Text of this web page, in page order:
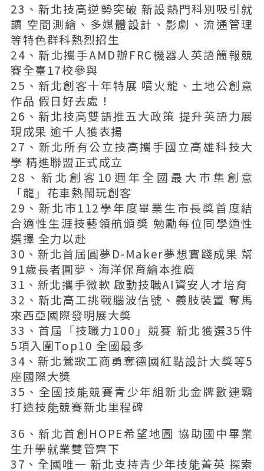
23、新北技高逆勢突破 新設熱門科別吸引就
讀 空間測繪、多媒體設計、影劇、流通管理
等特色群科熱烈招生
24、新北攜手AMD辦FRC機器人英語簡報競
賽全臺17校參與
25、新北創客十年特展 噴火龍、土地公創意
作品 假日好去處！
26、新北技高雙語推五大政策 提升英語力展
現成果 逾千人獲表揚
27、新北所有公立技高攜手國立高雄科技大
學 精進聯盟正式成立
28、新北創客10週年全國最大市集創意
「龍」花車熱鬧玩創客
29、新北市112學年度畢業生市長獎首度結
合適性生涯技藝領航頒獎 勉勵每位同學適性
選擇 全力以赴
30、新北首屆圓夢D-Maker夢想實踐成果 幫
91歲長者圓夢、海洋保育繪本推廣
31、新北攜手微軟 啟動技職AI資安人才培育
32、新北高工挑戰腦波信號、義肢裝置 奪馬
來西亞國際發明展大獎
33、首屆「技職力100」競賽 新北獲選35件
5項入圍Top10 全國最多
34、新北鶯歌工商勇奪德國紅點設計大獎等5
座國際大獎
35、全國技能競賽青少年組新北金牌數連霸
打造技能競賽新北里程碑
36、新北首創HOPE希望地圖 協助國中畢業
生升學就業雙管齊下
37、全國唯一 新北支持青少年技能菁英 探索